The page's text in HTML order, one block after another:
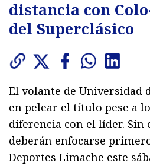
distancia con
del Superclásico
El volante de Universidad
en pelear el título pese a
diferencia con el líder. Sin
deberán enfocarse
Deportes Limache este